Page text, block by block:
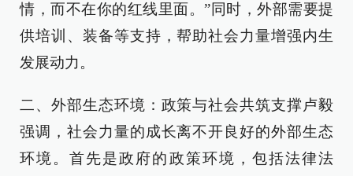
情，而不在你的红线里面。”同时，外部需要提
供培训、装备等支持，帮助社会力量增强内生
发展动力。
二、外部生态环境：政策与社会共筑支撑卢毅
强调，社会力量的成长离不开良好的外部生态
环境。首先是政府的政策环境，包括法律法